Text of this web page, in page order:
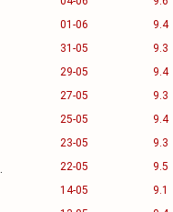
01-06 9.4
31-05 9.3
29-05 9.4
27-05 9.3
25-05 9.4
23-05 9.3
22-05 9.5
14-05 9.1